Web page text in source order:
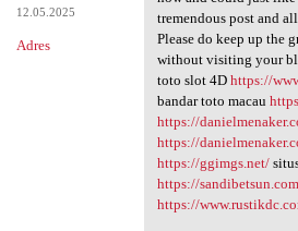
12.05.2025
Adres
tremendous post and
Please do keep up the
without visiting your
toto slot 4D https://
bandar toto macau
https://
https://
https://ggimgs.net/
https://sandibetsun.com
https://